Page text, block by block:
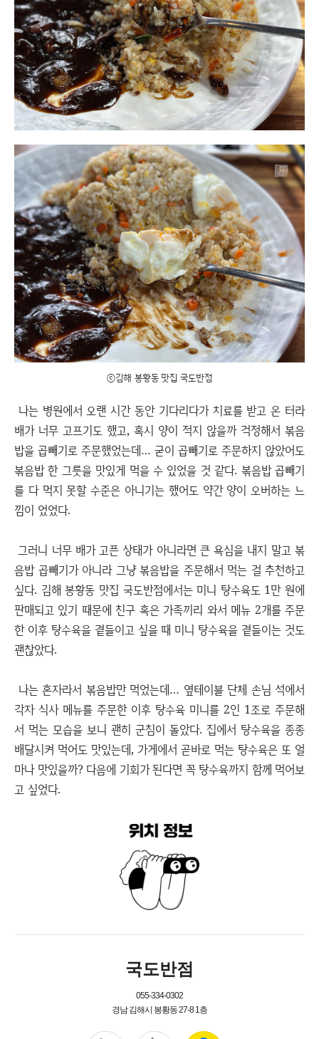
ⓒ김해 봉황동 맛집 국도반점
나는 병원에서 오랜 시간 동안 기다리다가 치료를 받고 온 터라
배가 너무 고프기도 했고, 혹시 양이 적지 않을까 걱정해서 볶음
밥을 곱빼기로 주문했었는데… 굳이 곱빼기로 주문하지 않았어도
볶음밥 한 그릇을 맛있게 먹을 수 있었을 것 같다. 볶음밥 곱빼기
를 다 먹지 못할 수준은 아니기는 했어도 약간 양이 오버하는 느
낌이 었었다.
그러니 너무 배가 고픈 상태가 아니라면 큰 욕심을 내지 말고 볶
음밥 곱빼기가 아니라 그냥 볶음밥을 주문해서 먹는 걸 추천하고
싶다. 김해 봉황동 맛집 국도반점에서는 미니 탕수육도 1만 원에
판매되고 있기 때문에 친구 혹은 가족끼리 와서 메뉴 2개를 주문
한 이후 탕수육을 곁들이고 싶을 때 미니 탕수육을 곁들이는 것도
괜찮았다.
나는 혼자라서 볶음밥만 먹었는데… 옆테이블 단체 손님 석에서
각자 식사 메뉴를 주문한 이후 탕수육 미니를 2인 1조로 주문해
서 먹는 모습을 보니 괜히 군침이 돌았다. 집에서 탕수육을 종종
배달시켜 먹어도 맛있는데, 가게에서 곧바로 먹는 탕수육은 또 얼
마나 맛있을까? 다음에 기회가 된다면 꼭 탕수육까지 함께 먹어보
고 싶었다.